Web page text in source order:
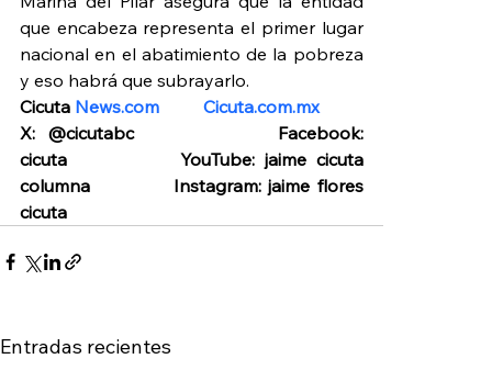
que encabeza representa el primer lugar
nacional en el abatimiento de la pobreza
y eso habrá que subrayarlo.
Cicuta News.com
Cicuta.com.mx
X: @cicutabc            Facebook:
cicuta            YouTube: jaime cicuta
columna            Instagram: jaime flores
cicuta
Entradas recientes